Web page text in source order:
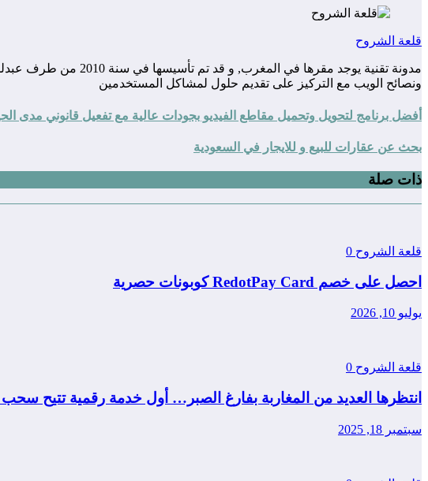
قلعة الشروح
مدونة تقنية يوجد
ونصائح الويب مع التركيز على تقديم حلول لمشاكل المستخدمين
أفضل برنامج لتحويل وتحميل مقاطع الفيديو بجودات عالية مع تفعيل قانوني مدى
بحث عن عقارات للبيع و للايجار في السعودية
ذات صلة
قلعة الشروح 0
احصل على خصم RedotPay Card كوبونات حصرية
يوليو 10, 2026
قلعة الشروح 0
انتظرها العديد من المغاربة بفارغ الصبر… أول خدمة رقمية تتيح
سبتمبر 18, 2025